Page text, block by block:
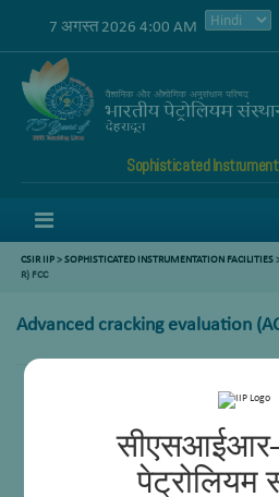
पेट्रोलियम
7 अगस्त 2026 4:00 AM
Sophisticated
CSIR IIP>SOPHISTICATED INSTRUMENTATION FACILITIES
R) FCC
Advanced cracking evaluation